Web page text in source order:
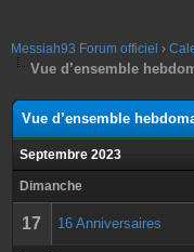
Messiah93 Forum officiel ›
Vue d’ensemble
Vue d’ensemble
Septembre 2023
Dimanche
17 16 Anniversaires